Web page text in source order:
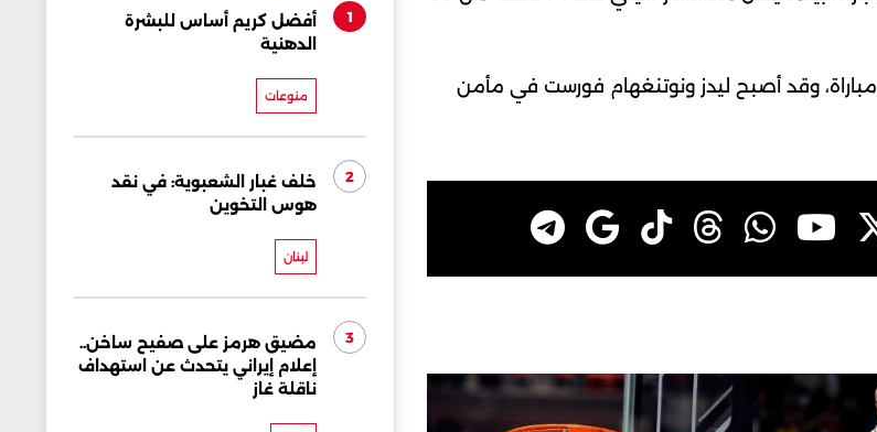
وفي المقابل، يحتل وست هام المركز 18 برصيد 36 نقطة من 36 مباراة، وقد أصبح ليدز ونوتنغهام فورست في مأمن
1
أفضل كريم أساس للبشرة
الدهنية
منوعات
2
خلف غبار الشعبوية: في نقد
هوس التخوين
لبنان
3
مضيق هرمز على صفيح ساخن..
إعلام إيراني يتحدث عن استهداف
ناقلة غاز